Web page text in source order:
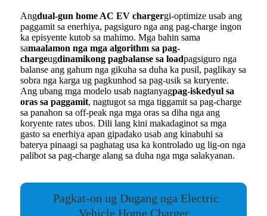
Angdual-gun home AC EV chargergi-optimize usab ang
paggamit sa enerhiya, pagsiguro nga ang pag-charge ingon
ka episyente kutob sa mahimo. Mga bahin sama
samaalamon nga mga algorithm sa pag-
chargeugdinamikong pagbalanse sa loadpagsiguro nga
balanse ang gahum nga gikuha sa duha ka pusil, paglikay sa
sobra nga karga ug pagkunhod sa pag-usik sa kuryente.
Ang ubang mga modelo usab nagtanyagpag-iskedyul sa
oras sa paggamit, nagtugot sa mga tiggamit sa pag-charge
sa panahon sa off-peak nga mga oras sa diha nga ang
koryente rates ubos. Dili lang kini makadaginot sa mga
gasto sa enerhiya apan gipadako usab ang kinabuhi sa
baterya pinaagi sa paghatag usa ka kontrolado ug lig-on nga
palibot sa pag-charge alang sa duha nga mga salakyanan.
Pagkat-on ug Dugang nga Electric
Vehicle Home Charger